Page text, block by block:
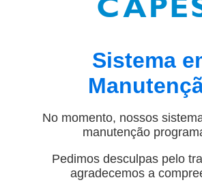
Sistema
No momento, nossos
manutenção
Pedimos desculpas pelo
agradecemos a